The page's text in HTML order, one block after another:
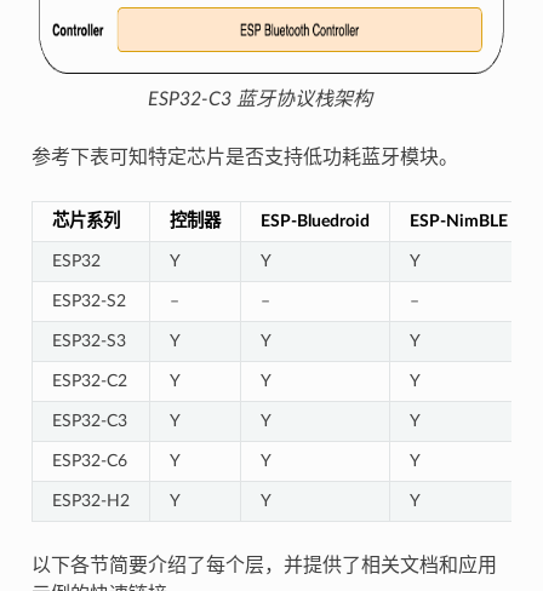
ESP32-C3 蓝牙协议栈架构
参考下表可知特定芯片是否支持低功耗蓝牙模块。
芯片系列 控制器 ESP-Bluedroid ESP-NimBLE
ESP32 Y Y Y
ESP32-S2 – – –
ESP32-S3 Y Y Y
ESP32-C2 Y Y Y
ESP32-C3 Y Y Y
ESP32-C6 Y Y Y
ESP32-H2 Y Y Y
以下各节简要介绍了每个层，并提供了相关文档和应用